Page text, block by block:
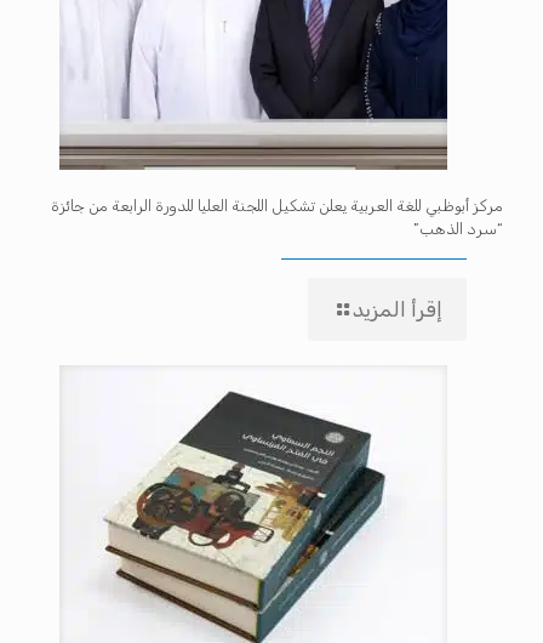
مركز أبوظبي للغة العربية يعلن تشكيل اللجنة العليا للدورة الرابعة من جائزة
“سرد الذهب”
إقرأ المزيد